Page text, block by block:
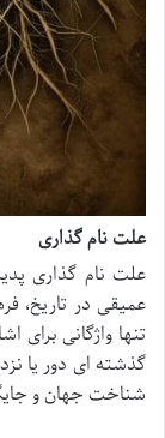
علت نام گذاری
علت نام گذاری
عمیقی در تاریخ،
تنها واژگانی برای
گذشته ای دور یا
شناخت جهان و